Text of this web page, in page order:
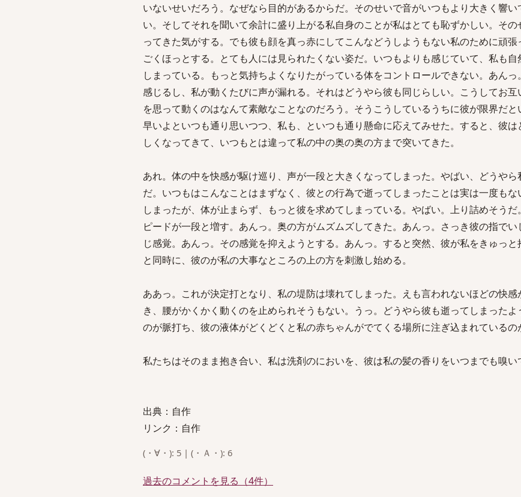
いないせいだろう。なぜなら目的があるからだ。そのせいで音がいつもより大きく響い
い。そしてそれを聞いて余計に盛り上がる私自身のことが私はとても恥ずかしい。その
ってきた気がする。でも彼も顔を真っ赤にしてこんなどうしようもない私のために頑
ごくほっとする。とても人には見られたくない姿だ。いつもよりも感じていて、私も自
しまっている。もっと気持ちよくなりたがっている体をコントロールできない。あん
感じるし、私が動くたびに声が漏れる。それはどうやら彼も同じらしい。こうしてお互
を思って動くのはなんて素敵なことなのだろう。そうこうしているうちに彼が限界だと
早いよといつも通り思いつつ、私も、といつも通り懸命に応えてみせた。すると、彼は
しくなってきて、いつもとは違って私の中の奥の奥の方まで突いてきた。
あれ。体の中を快感が駆け巡り、声が一段と大きくなってしまった。やばい、どうやら
だ。いつもはこんなことはまずなく、彼との行為で逝ってしまったことは実は一度もな
しまったが、体が止まらず、もっと彼を求めてしまっている。やばい。上り詰めそうだ
ピードが一段と増す。あんっ。奥の方がムズムズしてきた。あんっ。さっき彼の指で
じ感覚。あんっ。その感覚を抑えようとする。あんっ。すると突然、彼が私をきゅっと
と同時に、彼のが私の大事なところの上の方を刺激し始める。
ああっ。これが決定打となり、私の堤防は壊れてしまった。えも言われないほどの快感
き、腰がかくかく動くのを止められそうもない。うっ。どうやら彼も逝ってしまった
のが脈打ち、彼の液体がどくどくと私の赤ちゃんがでてくる場所に注ぎ込まれているの
私たちはそのまま抱き合い、私は洗剤のにおいを、彼は私の髪の香りをいつまでも嗅い
出典：自作
リンク：自作
(・∀・): 5 | (・Ａ・): 6
過去のコメントを見る（4件）